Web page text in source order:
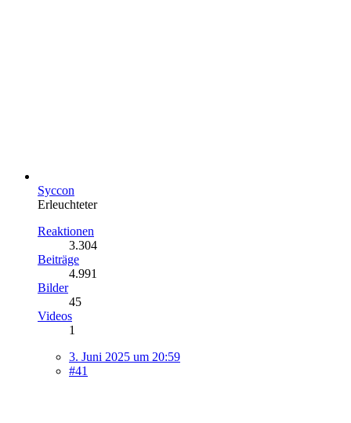
Syccon
Erleuchteter
Reaktionen
3.304
Beiträge
4.991
Bilder
45
Videos
1
3. Juni 2025 um 20:59
#41